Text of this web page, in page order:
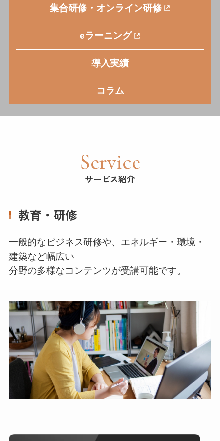
集合研修・オンライン研修
eラーニング
導入実績
コラム
Service
サービス紹介
教育・研修
一般的なビジネス研修や、エネルギー・環境・
建築など幅広い
分野の多様なコンテンツが受講可能です。